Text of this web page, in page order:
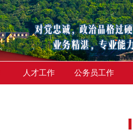
人才工作 公务员工作